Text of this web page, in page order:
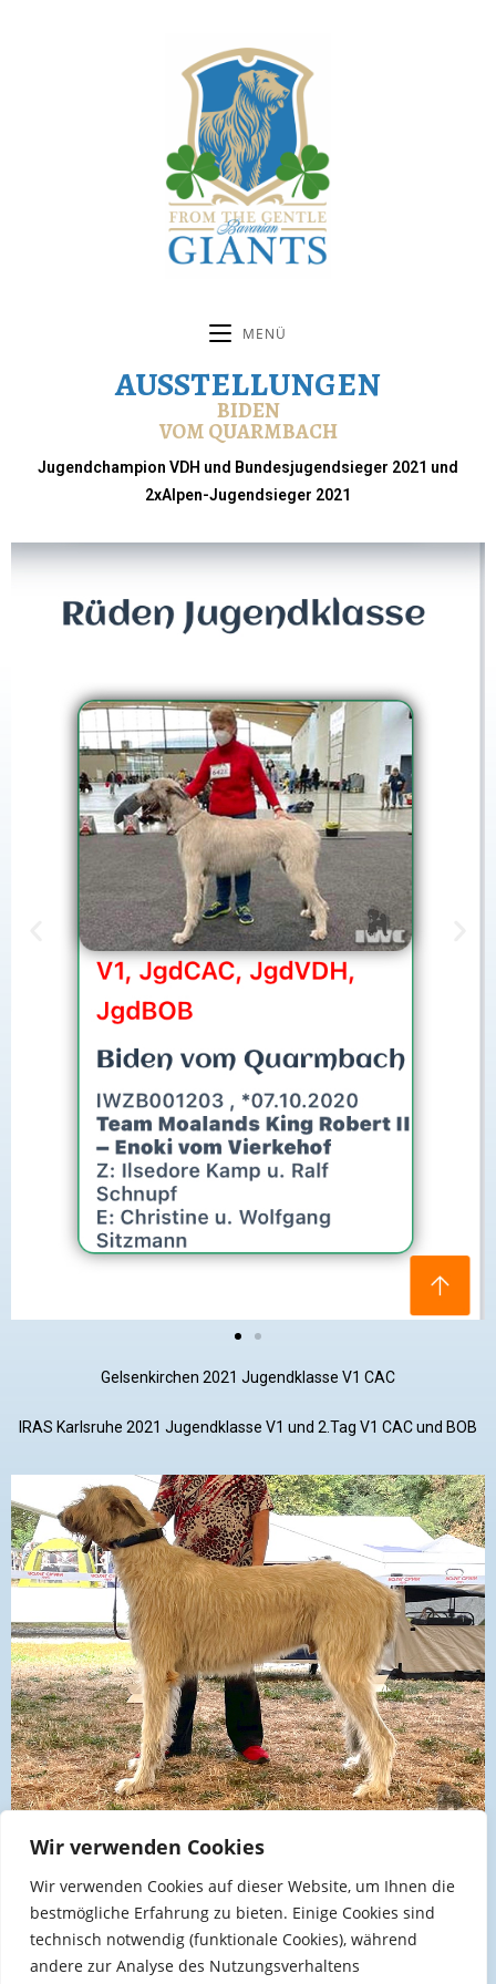
Wir verwenden Cookies
Wir verwenden Cookies auf dieser Website, um Ihnen die
bestmögliche Erfahrung zu bieten. Einige Cookies sind
technisch notwendig (funktionale Cookies), während
andere zur Analyse des Nutzungsverhaltens
MENÜ
AUSSTELLUNGEN
BIDEN
VOM QUARMBACH
Jugendchampion VDH und Bundesjugendsieger 2021 und
2xAlpen-Jugendsieger 2021
Gelsenkirchen 2021 Jugendklasse V1 CAC
IRAS Karlsruhe 2021 Jugendklasse V1 und 2.Tag V1 CAC und BOB
IRAS Ludwigshafen 2022 Zwischenklasse V1 CAC
Welzheim Zwischenklasse V1 CAC Bester Rüde BOB
IRAS Leipzig 2023 offene Klasse V2 CAC